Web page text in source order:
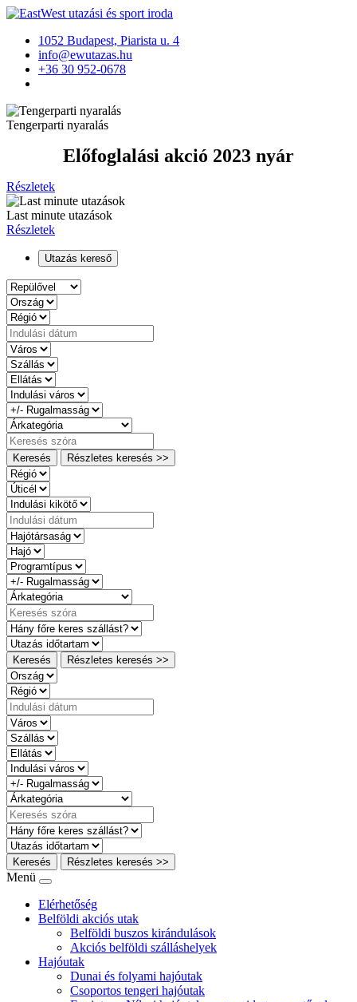
1052 Budapest, Piarista u. 4
info@ewutazas.hu
+36 30 952-0678
Tengerparti nyaralás
Előfoglalási akció 2023 nyár
Részletek
Last minute utazások
Részletek
Utazás kereső
Keresés Részletes keresés >>
Keresés Részletes keresés >>
Keresés Részletes keresés >>
Menü
Elérhetőség
Belföldi akciós utak
Belföldi buszos kirándulások
Akciós belföldi szálláshelyek
Hajóutak
Dunai és folyami hajóutak
Csoportos tengeri hajóutak